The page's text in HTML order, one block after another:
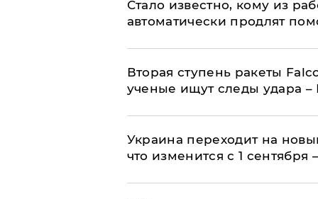
Стало известно, кому из
автоматически продлят
Вторая ступень ракеты
ученые ищут следы удара
Украина переходит на
что изменится с 1